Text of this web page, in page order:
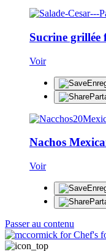
Sucrine grillée
Voir
Nachos
Voir
Passer au contenu